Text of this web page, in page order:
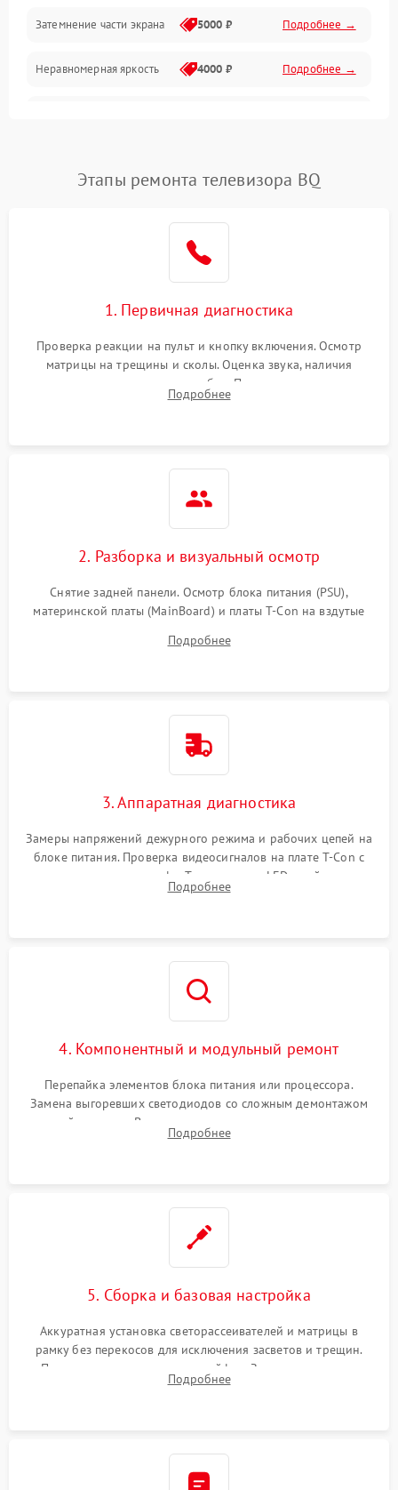
Механические повреждения
Программное обеспечение
Сеть и подключения
Затемнение части экрана 5000 ₽ Подробнее →
Неравномерная яркость 4000 ₽ Подробнее →
Этапы ремонта телевизора BQ
1. Первичная диагностика
Проверка реакции на пульт и кнопку включения. Осмотр
матрицы на трещины и сколы. Оценка звука, наличия
подсветки и индикаторов ошибок. Подключение тестовых
источников сигнала для выявления симптомов поломки.
Подробнее
2. Разборка и визуальный осмотр
Снятие задней панели. Осмотр блока питания (PSU),
материнской платы (MainBoard) и платы T-Con на вздутые
Проверка надежности фиксации и целостности шлейфов.
Подробнее
3. Аппаратная диагностика
Замеры напряжений дежурного режима и рабочих цепей на
блоке питания. Проверка видеосигналов на плате T-Con с
помощью осциллографа. Тестирование LED-драйвера и
светодиодных планок подсветки мультиметром.
Подробнее
4. Компонентный и модульный ремонт
Перепайка элементов блока питания или процессора.
Замена выгоревших светодиодов со сложным демонтажом
хрупкой матрицы. Восстановление поврежденных дорожек,
прошивка микросхем памяти EEPROM
Подробнее
5. Сборка и базовая настройка
Аккуратная установка светорассеивателей и матрицы в
рамку без перекосов для исключения засветов и трещин.
Подключение внутренних шлейфов. Закрытие корпуса.
Сброс настроек и обновление программного обеспечения.
Подробнее